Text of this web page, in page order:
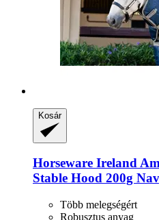
Kosár
Horseware Ireland
Stable Hood 200g
Több melegségért
Robusztus anyag